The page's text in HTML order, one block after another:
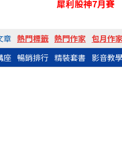
犀利股神7月賽
章 熱門標籤 熱門作家 包月作
座 暢銷排行 精裝套書 影音教